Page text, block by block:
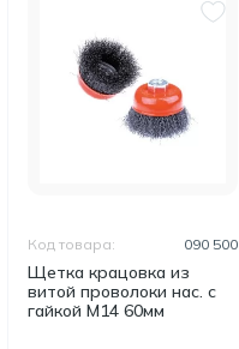
Щетка крацовка из
витой проволоки нас. с
гайкой М14 60мм
Код товара: 090 500